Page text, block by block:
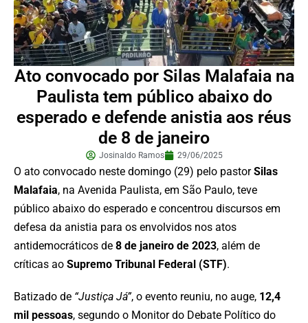
Ato convocado por Silas Malafaia na
Paulista tem público abaixo do
esperado e defende anistia aos réus
de 8 de janeiro
Josinaldo Ramos 29/06/2025
O ato convocado neste domingo (29) pelo pastorSilas
Malafaia, na Avenida Paulista, em São Paulo, teve
público abaixo do esperado e concentrou discursos em
defesa da anistia para os envolvidos nos atos
antidemocráticos de 8 de janeiro de 2023, além de
críticas ao Supremo Tribunal Federal (STF).
Batizado de “Justiça Já”, o evento reuniu, no auge, 12,4
mil pessoas, segundo o Monitor do Debate Político do